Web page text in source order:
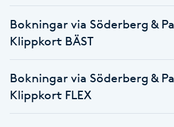
Gua Sha-massage
H
Hatha Yoga
Bokningar via Söderberg &
Klippkort BÄST
Bokningar via Söderberg &
Klippkort FLEX